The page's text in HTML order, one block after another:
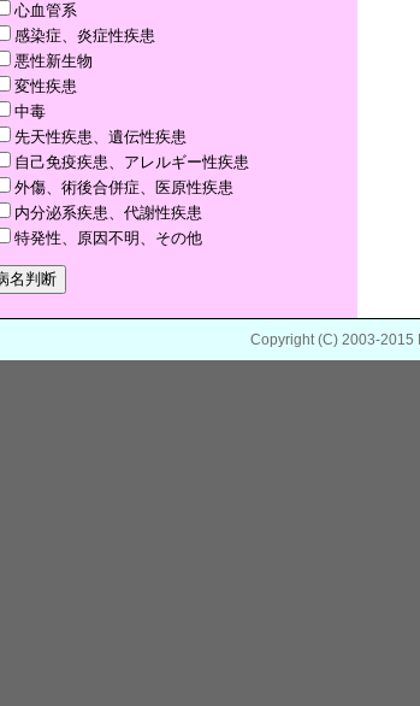
心血管系
感染症、炎症性疾患
悪性新生物
変性疾患
中毒
先天性疾患、遺伝性疾患
自己免疫疾患、アレルギー性疾患
外傷、術後合併症、医原性疾患
内分泌系疾患、代謝性疾患
特発性、原因不明、その他
Copyright (C) 2003-2015